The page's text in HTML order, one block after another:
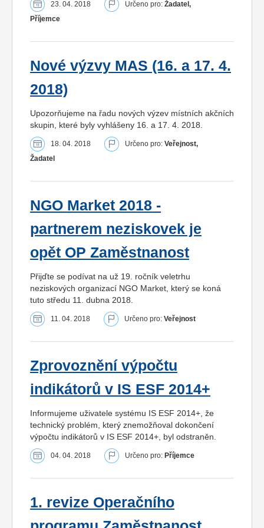
23. 04. 2018 Určeno pro: Žadatel,
Příjemce
Nové výzvy MAS (16. a 17. 4.
2018)
Upozorňujeme na řadu nových výzev místních akčních
skupin, které byly vyhlášeny 16. a 17. 4. 2018.
18. 04. 2018 Určeno pro: Veřejnost,
Žadatel
NGO Market 2018 -
partnerem neziskovek je
opět OP Zaměstnanost
Přijďte se podívat na už 19. ročník veletrhu
neziskových organizací NGO Market, který se koná
tuto středu 11. dubna 2018.
11. 04. 2018 Určeno pro: Veřejnost
Zprovoznění výpočtu
indikátorů v IS ESF 2014+
Informujeme uživatele systému IS ESF 2014+, že
technický problém, který znemožňoval dokončení
výpočtu indikátorů v IS ESF 2014+, byl odstraněn.
04. 04. 2018 Určeno pro: Příjemce
1. revize Operačního